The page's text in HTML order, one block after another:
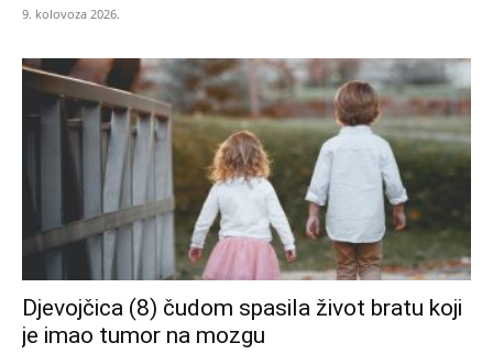
9. kolovoza 2026.
Djevojčica (8) čudom spasila život bratu koji
je imao tumor na mozgu